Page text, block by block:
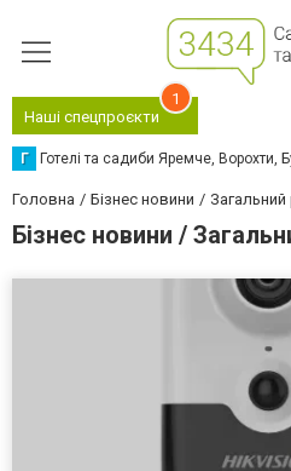
Наші спецпроєкти
1
Г Готелі та садиби Яремче, Ворохти,
Головна Бізнес новини Загальний
Бізнес новини /